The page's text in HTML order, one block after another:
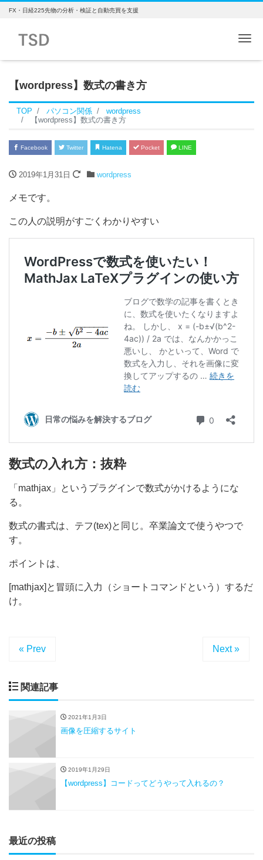
FX・日経225先物の分析・検証と自動売買を支援
【wordpress】数式の書き方
TOP パソコン関係
wordpress
【wordpress】数式の書き方
Facebook Twitter Hatena Pocket LINE
2019年1月31日 wordpress
メモです。
この人の説明がすごくわかりやすい
数式の入れ方：抜粋
「mathjax」というプラグインで数式がかけるようにな
る。
数式の書式は、テフ(tex)と同じ。卒業論文で使うやつで
す。
ポイントは、
[mathjax]と冒頭に入力（ショートコマンドという）するだ
け。
« Prev Next »
関連記事
2021年1月3日
画像を圧縮するサイト
2019年1月29日
【wordpress】コードってどうやって入れるの？
最近の投稿